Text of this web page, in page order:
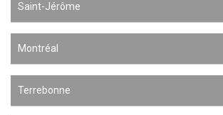
Saint-Jérôme
Montréal
Terrebonne